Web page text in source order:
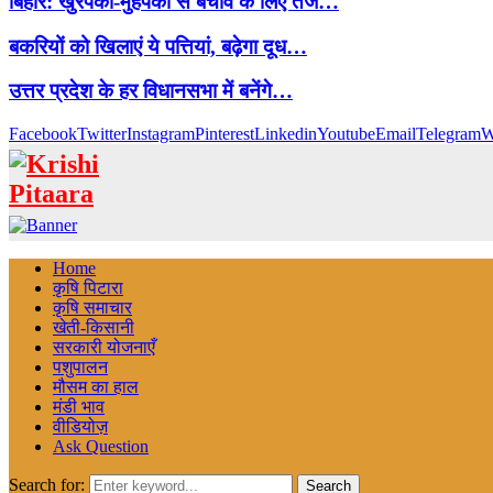
बकरियों को खिलाएं ये पत्तियां, बढ़ेगा दूध…
उत्तर प्रदेश के हर विधानसभा में बनेंगे…
FacebookTwitterInstagramPinterestLinkedinYoutubeEmailTelegram
Home
कृषि पिटारा
कृषि समाचार
खेती-किसानी
सरकारी योजनाएँ
पशुपालन
मौसम का हाल
मंडी भाव
वीडियोज़
Ask Question
Search for: Search